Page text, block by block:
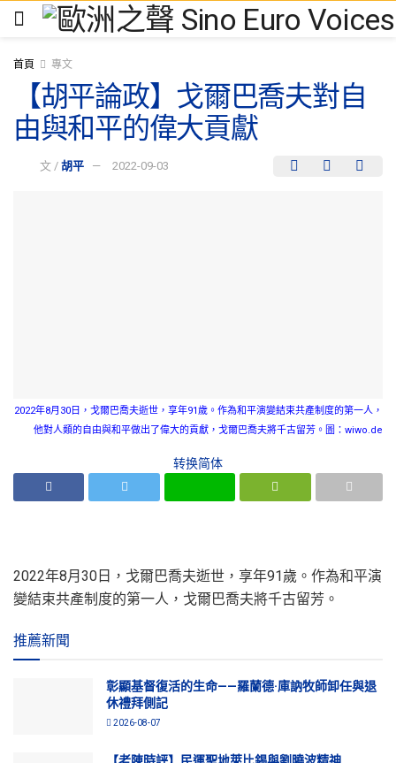
首頁 專文
【胡平論政】戈爾巴喬夫對自
由與和平的偉大貢獻
文 / 胡平 2022-09-03
2022年8月30日，戈爾巴喬夫逝世，享年91歲。作為和平演變結束共產制度的第一人，
他對人類的自由與和平做出了偉大的貢獻，戈爾巴喬夫將千古留芳。圖：wiwo.de
转换简体
2022年8月30日，戈爾巴喬夫逝世，享年91歲。作為和平演
變結束共產制度的第一人，戈爾巴喬夫將千古留芳。
推薦新聞
彰顯基督復活的生命——羅蘭德·庫訥牧師卸任與退
休禮拜側記
2026-08-07